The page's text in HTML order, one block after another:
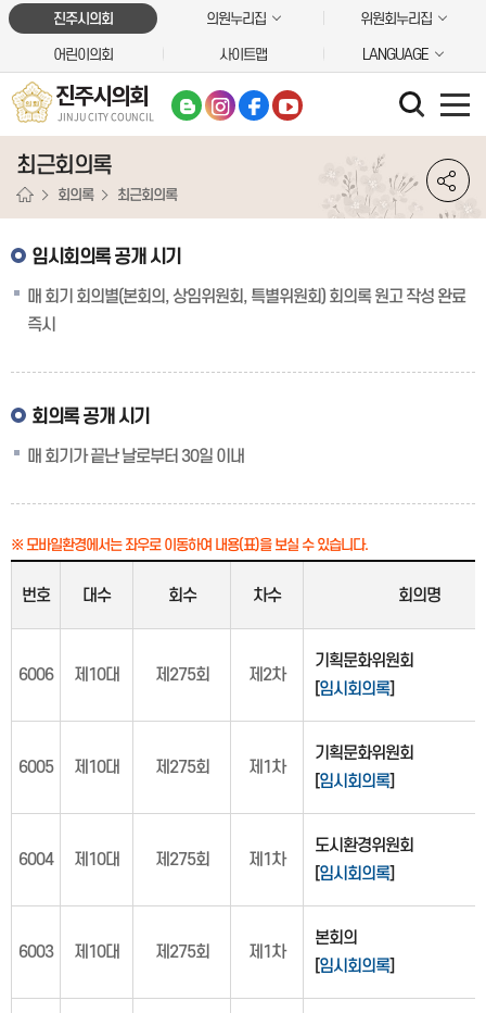
본문바로가기진주시의회 의원누리집 위원회누리집
어린이의회 사이트맵 LANGUAGE
진주시의회
JINJU CITY COUNCIL
최근회의록
회의록 최근회의록
임시회의록 공개 시기
매 회기 회의별(본회의, 상임위원회, 특별위원회) 회의록 원고 작성 완료
즉시
회의록 공개 시기
매 회기가 끝난 날로부터 30일 이내
※ 모바일환경에서는 좌우로 이동하여 내용(표)을 보실 수 있습니다.
번호 대수 회수 차수 회의명
6006 제10대 제275회 제2차
기획문화위원회
[임시회의록]
6005 제10대 제275회 제1차
기획문화위원회
[임시회의록]
6004 제10대 제275회 제1차
도시환경위원회
[임시회의록]
6003 제10대 제275회 제1차
본회의
[임시회의록]